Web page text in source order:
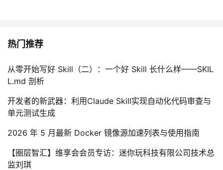
热门推荐
从零开始写好 Skill（二）：一个好 Skill 长什么样——SKIL
L.md 剖析
开发者的新武器：利用Claude Skill实现自动化代码审查与
单元测试生成
2026 年 5 月最新 Docker 镜像源加速列表与使用指南
【圈层智汇】维享会会员专访：迷你玩科技有限公司技术总
监刘琪